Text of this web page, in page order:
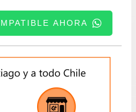
original
era:
$124.900.
es:
AHORA